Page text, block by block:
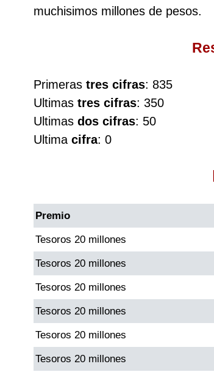
Antioqueñita Tarde
Astro Luna
Cafeterito Tarde
Caribeña Noche
Chontico Día
Chontico Noche
Culona día
muchisimos millones de pesos.
Primeras tres cifras: 835
Ultimas tres cifras: 350
Ultimas dos cifras: 50
Ultima cifra: 0
Premio
Tesoros 20 millones
Tesoros 20 millones
Tesoros 20 millones
Tesoros 20 millones
Tesoros 20 millones
Tesoros 20 millones